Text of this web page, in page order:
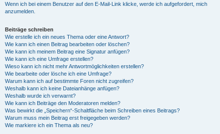
Wenn ich bei einem Benutzer auf den E-Mail-Link klicke, werde ich aufgefordert, mich
anzumelden.
Beiträge schreiben
Wie erstelle ich ein neues Thema oder eine Antwort?
Wie kann ich einen Beitrag bearbeiten oder löschen?
Wie kann ich meinem Beitrag eine Signatur anfügen?
Wie kann ich eine Umfrage erstellen?
Wieso kann ich nicht mehr Antwortmöglichkeiten erstellen?
Wie bearbeite oder lösche ich eine Umfrage?
Warum kann ich auf bestimmte Foren nicht zugreifen?
Weshalb kann ich keine Dateianhänge anfügen?
Weshalb wurde ich verwarnt?
Wie kann ich Beiträge den Moderatoren melden?
Was bewirkt die „Speichern“-Schaltfläche beim Schreiben eines Beitrags?
Warum muss mein Beitrag erst freigegeben werden?
Wie markiere ich ein Thema als neu?